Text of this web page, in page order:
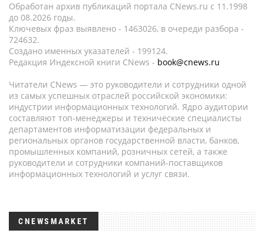
Обработан архив публикаций портала CNews.ru c 11.1998
до 08.2026 годы.
Ключевых фраз выявлено - 1463026, в очереди разбора -
724632.
Создано именных указателей - 199124.
Редакция Индексной книги CNews - book@cnews.ru
Читатели CNews — это руководители и сотрудники одной
из самых успешных отраслей российской экономики:
индустрии информационных технологий. Ядро аудитории
составляют топ-менеджеры и технические специалисты
департаментов информатизации федеральных и
региональных органов государственной власти, банков,
промышленных компаний, розничных сетей, а также
руководители и сотрудники компаний-поставщиков
информационных технологий и услуг связи.
CNEWSMARKET